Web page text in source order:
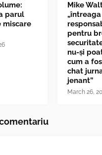
parul
miscare
Mike
„întreaga
pentru
nu-și
cum a
chat
jenant”
March 26,